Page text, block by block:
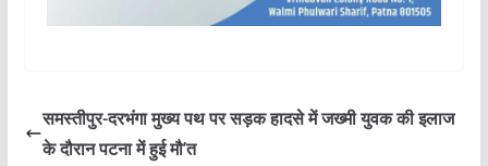
समस्तीपुर-दरभंगा मुख्य पथ पर सड़क हादसे में जख्मी युवक की इलाज
के दौरान पटना में हुई मौ’त